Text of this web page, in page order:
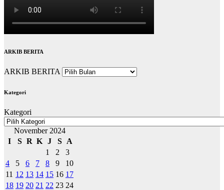
ARKIB BERITA
ARKIB BERITA
Kategori
Kategori
November 2024
I
S R K J S
A
1
2
3
4
5 6 7 8 9
10
11 12 13 14 15 16 17
18 19 20 21 22 23 24